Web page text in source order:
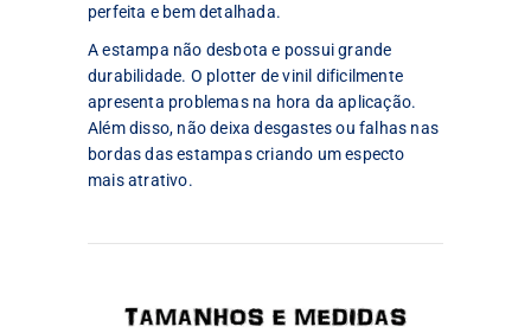
perfeita e bem detalhada.
A estampa não desbota e possui grande
durabilidade. O plotter de vinil dificilmente
apresenta problemas na hora da aplicação.
Além disso, não deixa desgastes ou falhas nas
bordas das estampas criando um especto
mais atrativo.